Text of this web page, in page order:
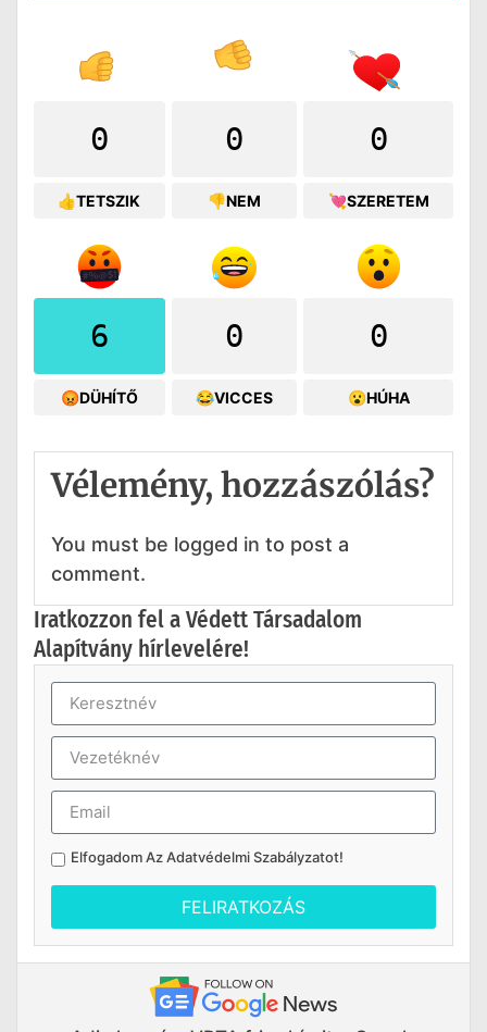
0
👍TETSZIK
0
👎NEM
0
💘SZERETEM
6
😡DÜHÍTŐ
0
😂VICCES
0
😮HÚHA
Vélemény, hozzászólás?
You must be logged in to post a
comment.
Iratkozzon fel a Védett Társadalom
Alapítvány hírlevelére!
Elfogadom AzAdatvédelmi Szabályzatot!
FELIRATKOZÁS